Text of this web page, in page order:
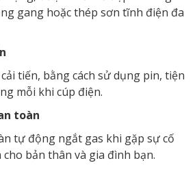
gang hoặc thép sơn tĩnh điện đa
tiến, bằng cách sử dụng pin, tiện
mỗi khi cúp điện.
toàn
tự động ngắt gas khi gặp sự cố
bản thân và gia đình bạn.